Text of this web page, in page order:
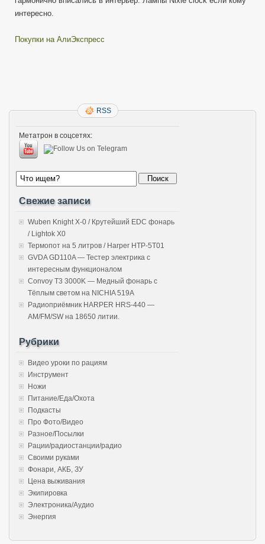
интересно.
Покупки на АлиЭкспресс
RSS
Метатрон в соцсетях:
Свежие записи
Wuben Knight X-0 / Крутейший EDC фонарь
/ Lightok X0
Термопот на 5 литров / Harper HTP-5T01
GVDA GD110A — Тестер электрика с
интересным функционалом
Convoy T3 3000K — Медный фонарь с
Тёплым светом на NICHIA 519A
Радиоприёмник HARPER HRS-440 —
AM/FM/SW на 18650 литии.
Рубрики
Видео уроки по рациям
Инструмент
Ножи
Питание/Еда/Охота
Подкасты
Про Фото/Видео
Разное/Посылки
Рации/радиостанции/радио
Своими руками
Фонари, АКБ, ЗУ
Цена выживания
Экипировка
Электроника/Аудио
Энергия